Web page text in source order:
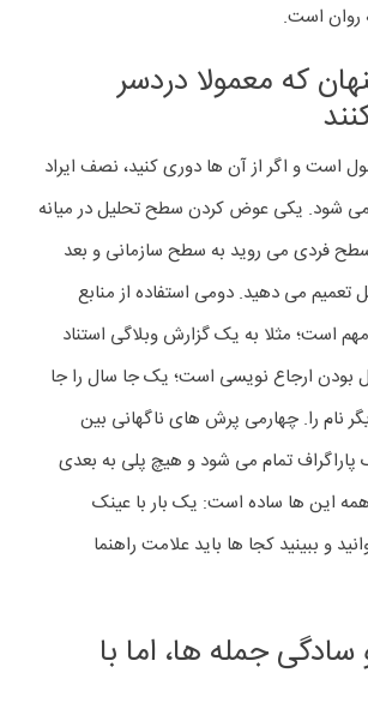
است.
که معمولا دردسر
است و اگر از آن ها دوری کنید، نصف ایراد
شود. یکی عوض کردن سطح تحلیل در میانه
فردی می روید به سطح سازمانی و بعد
تعمیم می دهید. دومی استفاده از منابع
است؛ مثلا به یک گزارش وبلاگی استناد
ارجاع نویسی است؛ یک جا سال را جا
نام را. چهارمی پرش های ناگهانی بین
تمام می شود و هیچ پلی به بعدی
این ها ساده است: یک بار با عینک
و ببینید کجا ها باید علامت راهنما
جمله ها، اما با